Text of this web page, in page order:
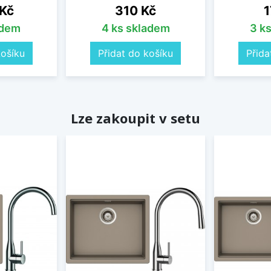
Cena
310 Kč
4 ks skladem
Přidat do košíku
3
Lze zakoupit v setu